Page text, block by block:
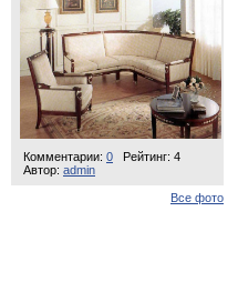
Комментарии: 0
Рейтинг: 4
Автор: admin
Все фото